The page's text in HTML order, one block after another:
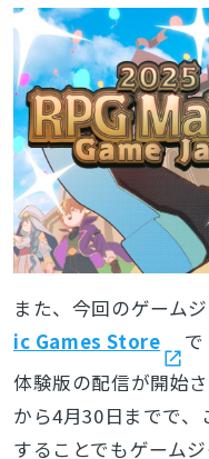
また、今回のゲーム
ic Games Store
で
体験版の配信が開始
から4月30日までで
することでもゲーム